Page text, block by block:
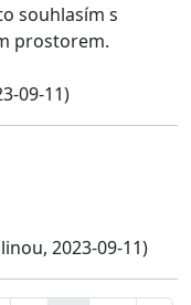
souhlasím s
prostorem.
09-11)
2023-09-11)